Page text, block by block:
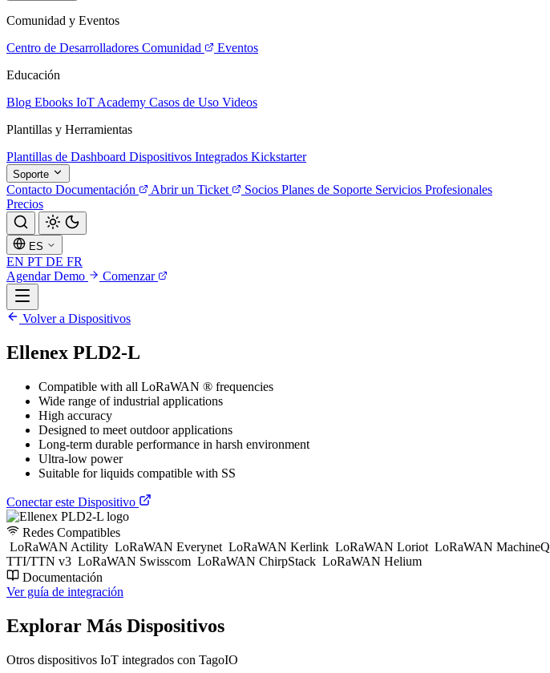
Comunidad y Eventos
Centro de Desarrolladores Comunidad
Eventos
Educación
Blog Ebooks IoT Academy Casos de Uso Videos
Plantillas y Herramientas
Plantillas de Dashboard Dispositivos Integrados Kickstarter
Soporte
Contacto Documentación Abrir un Ticket Socios Planes de Soporte Servicios Profesionales
Precios
ES
EN PT DE FR
Agendar Demo
Comenzar
Volver a Dispositivos
Ellenex PLD2-L
Compatible with all LoRaWAN ® frequencies
Wide range of industrial applications
High accuracy
Designed to meet outdoor applications
Long-term durable performance in harsh environment
Ultra-low power
Suitable for liquids compatible with SS
Conectar este Dispositivo
Redes Compatibles
LoRaWAN Actility LoRaWAN Everynet LoRaWAN Kerlink LoRaWAN Loriot LoRaWAN MachineQ
TTI/TTN v3 LoRaWAN Swisscom LoRaWAN ChirpStack LoRaWAN Helium
Documentación
Ver guía de integración
Explorar Más Dispositivos
Otros dispositivos IoT integrados con TagoIO